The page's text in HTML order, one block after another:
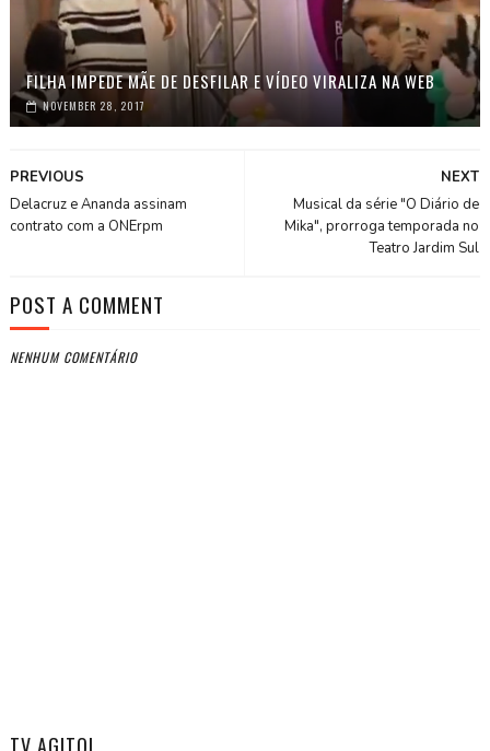
FILHA IMPEDE MÃE DE DESFILAR E VÍDEO VIRALIZA NA WEB
NOVEMBER 28, 2017
NEXT
Musical da série "O Diário de
Mika", prorroga temporada no
Teatro Jardim Sul
PREVIOUS
Delacruz e Ananda assinam
contrato com a ONErpm
POST A COMMENT
NENHUM COMENTÁRIO